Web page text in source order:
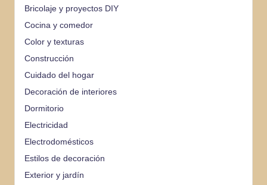
Bricolaje y proyectos DIY
Cocina y comedor
Color y texturas
Construcción
Cuidado del hogar
Decoración de interiores
Dormitorio
Electricidad
Electrodomésticos
Estilos de decoración
Exterior y jardín